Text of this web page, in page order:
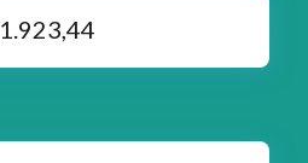
1.923,44